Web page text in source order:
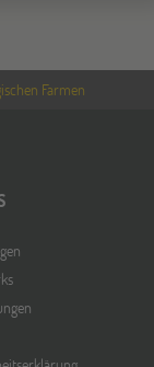
Farmen